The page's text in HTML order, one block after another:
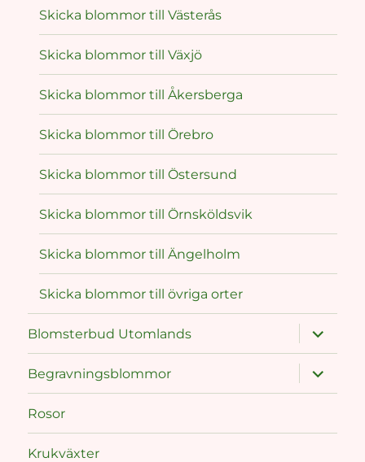
Skicka blommor till Västerås
Skicka blommor till Växjö
Skicka blommor till Åkersberga
Skicka blommor till Örebro
Skicka blommor till Östersund
Skicka blommor till Örnsköldsvik
Skicka blommor till Ängelholm
Skicka blommor till övriga orter
Blomsterbud Utomlands
expand
child
menu
Begravningsblommor
expand
child
menu
Rosor
Krukväxter